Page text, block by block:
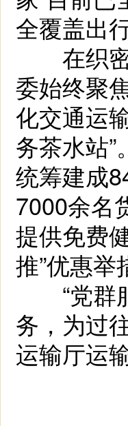
全覆盖出
在织密
委始终聚
化交通运
务茶水站
统筹建成
7000余名
提供免费
推”优惠
“党群服
务，为过
运输厅运